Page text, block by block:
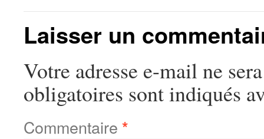
Laisser un
Votre adresse e-mail ne
obligatoires sont indiqués
Commentaire *